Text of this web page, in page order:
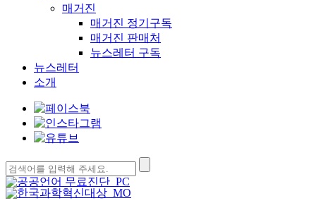
매거진
매거진 정기구독
매거진 판매처
뉴스레터 구독
뉴스레터
소개
검
색: